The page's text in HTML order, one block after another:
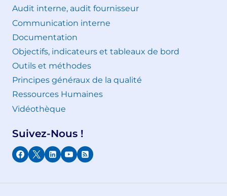
Audit interne, audit fournisseur
Communication interne
Documentation
Objectifs, indicateurs et tableaux de bord
Outils et méthodes
Principes généraux de la qualité
Ressources Humaines
Vidéothèque
Suivez-Nous !